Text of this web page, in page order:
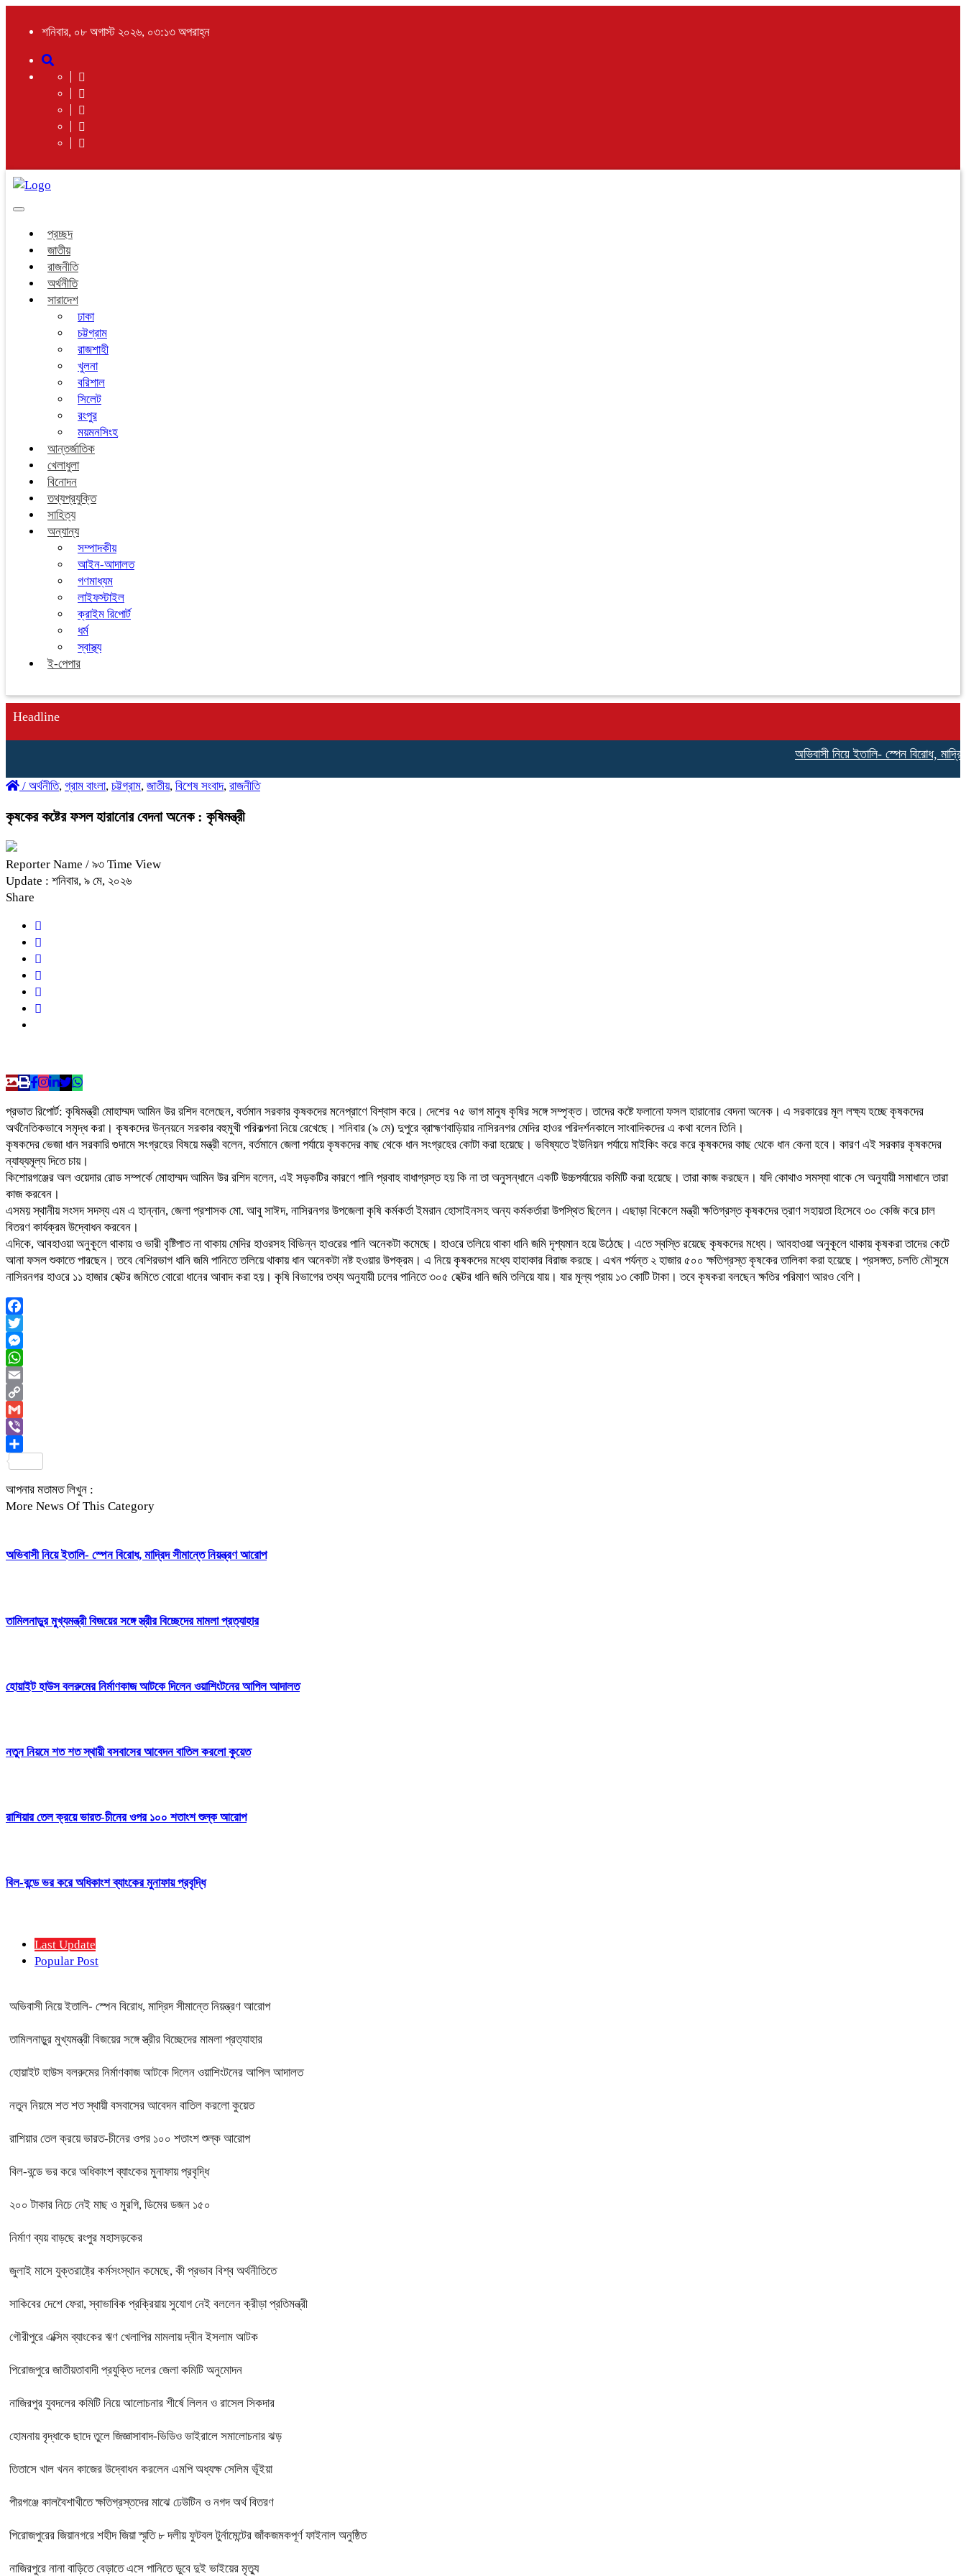
শনিবার, ০৮ অগাস্ট ২০২৬, ০৩:১৩ অপরাহ্ন
Toggle
প্রচ্ছদ
জাতীয়
রাজনীতি
অর্থনীতি
সারাদেশ
ঢাকা
চট্টগ্রাম
রাজশাহী
খুলনা
বরিশাল
সিলেট
রংপুর
ময়মনসিংহ
আন্তর্জাতিক
খেলাধুলা
বিনোদন
তথ্যপ্রযুক্তি
সাহিত্য
অন্যান্য
সম্পাদকীয়
আইন-আদালত
গণমাধ্যম
লাইফস্টাইল
ক্রাইম রিপোর্ট
ধর্ম
স্বাস্থ্য
ই-পেপার
Headline
অভিবাসী নিয়ে ইতালি- স্পেন বিরোধ, মাদ্রিদ
/ অর্থনীতি, গ্রাম বাংলা, চট্টগ্রাম, জাতীয়, বিশেষ সংবাদ, রাজনীতি
কৃষকের কষ্টের ফসল হারানোর বেদনা অনেক : কৃষিমন্ত্রী
Reporter Name / ৯৩ Time View
Update : শনিবার, ৯ মে, ২০২৬
Share
প্রভাত রিপোর্ট: কৃষিমন্ত্রী মোহাম্মদ আমিন উর রশিদ বলেছেন, বর্তমান সরকার কৃষকদের মনেপ্রাণে বিশ্বাস করে। দেশের ৭৫ ভাগ মানুষ কৃষির সঙ্গে সম্পৃক্ত। তাদের কষ্টে ফলানো ফসল হারানোর বেদনা অনেক। এ সরকারের মূল লক্ষ্য হচ্ছে কৃষকদের
অর্থনৈতিকভাবে সমৃদ্ধ করা। কৃষকদের উন্নয়নে সরকার বহুমুখী পরিকল্পনা নিয়ে রেখেছে। শনিবার (৯ মে) দুপুরে ব্রাহ্মণবাড়িয়ার নাসিরনগর মেদির হাওর পরিদর্শনকালে সাংবাদিকদের এ কথা বলেন তিনি।
কৃষকদের ভেজা ধান সরকারি গুদামে সংগ্রহের বিষয়ে মন্ত্রী বলেন, বর্তমানে জেলা পর্যায়ে কৃষকদের কাছ থেকে ধান সংগ্রহের কোটা করা হয়েছে। ভবিষ্যতে ইউনিয়ন পর্যায়ে মাইকিং করে করে কৃষকদের কাছ থেকে ধান কেনা হবে। কারণ এই সরকার কৃষকদের
ন্যায্যমূল্য দিতে চায়।
কিশোরগঞ্জের অল ওয়েদার রোড সম্পর্কে মোহাম্মদ আমিন উর রশিদ বলেন, এই সড়কটির কারণে পানি প্রবাহ বাধাগ্রস্ত হয় কি না তা অনুসন্ধানে একটি উচ্চপর্যায়ের কমিটি করা হয়েছে। তারা কাজ করছেন। যদি কোথাও সমস্যা থাকে সে অনুযায়ী সমাধানে তারা
কাজ করবেন।
এসময় স্থানীয় সংসদ সদস্য এম এ হান্নান, জেলা প্রশাসক মো. আবু সাঈদ, নাসিরনগর উপজেলা কৃষি কর্মকর্তা ইমরান হোসাইনসহ অন্য কর্মকর্তারা উপস্থিত ছিলেন। এছাড়া বিকেলে মন্ত্রী ক্ষতিগ্রস্ত কৃষকদের ত্রাণ সহায়তা হিসেবে ৩০ কেজি করে চাল
বিতরণ কার্যক্রম উদ্বোধন করবেন।
এদিকে, আবহাওয়া অনুকূলে থাকায় ও ভারী বৃষ্টিপাত না থাকায় মেদির হাওরসহ বিভিন্ন হাওরের পানি অনেকটা কমেছে। হাওরে তলিয়ে থাকা ধানি জমি দৃশ্যমান হয়ে উঠেছে। এতে স্বস্তি রয়েছে কৃষকদের মধ্যে। আবহাওয়া অনুকূলে থাকায় কৃষকরা তাদের কেটে
আনা ফসল শুকাতে পারছেন। তবে বেশিরভাগ ধানি জমি পানিতে তলিয়ে থাকায় ধান অনেকটা নষ্ট হওয়ার উপক্রম। এ নিয়ে কৃষকদের মধ্যে হাহাকার বিরাজ করছে। এখন পর্যন্ত ২ হাজার ৫০০ ক্ষতিগ্রস্ত কৃষকের তালিকা করা হয়েছে। প্রসঙ্গত, চলতি মৌসুমে
নাসিরনগর হাওরে ১১ হাজার হেক্টর জমিতে বোরো ধানের আবাদ করা হয়। কৃষি বিভাগের তথ্য অনুযায়ী ঢলের পানিতে ৩০৫ হেক্টর ধানি জমি তলিয়ে যায়। যার মূল্য প্রায় ১৩ কোটি টাকা। তবে কৃষকরা বলছেন ক্ষতির পরিমাণ আরও বেশি।
Facebook
Twitter
Messenger
WhatsApp
Email
Copy
Link
Gmail
Viber
আপনার মতামত লিখুন :
More News Of This Category
অভিবাসী নিয়ে ইতালি- স্পেন বিরোধ, মাদ্রিদ সীমান্তে নিয়ন্ত্রণ আরোপ
তামিলনাড়ুর মুখ্যমন্ত্রী বিজয়ের সঙ্গে স্ত্রীর বিচ্ছেদের মামলা প্রত্যাহার
হোয়াইট হাউস বলরুমের নির্মাণকাজ আটকে দিলেন ওয়াশিংটনের আপিল আদালত
নতুন নিয়মে শত শত স্থায়ী বসবাসের আবেদন বাতিল করলো কুয়েত
রাশিয়ার তেল ক্রয়ে ভারত-চীনের ওপর ১০০ শতাংশ শুল্ক আরোপ
বিল-বন্ডে ভর করে অধিকাংশ ব্যাংকের মুনাফায় প্রবৃদ্ধি
Last Update
Popular Post
অভিবাসী নিয়ে ইতালি- স্পেন বিরোধ, মাদ্রিদ সীমান্তে নিয়ন্ত্রণ আরোপ
তামিলনাড়ুর মুখ্যমন্ত্রী বিজয়ের সঙ্গে স্ত্রীর বিচ্ছেদের মামলা প্রত্যাহার
হোয়াইট হাউস বলরুমের নির্মাণকাজ আটকে দিলেন ওয়াশিংটনের আপিল আদালত
নতুন নিয়মে শত শত স্থায়ী বসবাসের আবেদন বাতিল করলো কুয়েত
রাশিয়ার তেল ক্রয়ে ভারত-চীনের ওপর ১০০ শতাংশ শুল্ক আরোপ
বিল-বন্ডে ভর করে অধিকাংশ ব্যাংকের মুনাফায় প্রবৃদ্ধি
২০০ টাকার নিচে নেই মাছ ও মুরগি, ডিমের ডজন ১৫০
নির্মাণ ব্যয় বাড়ছে রংপুর মহাসড়কের
জুলাই মাসে যুক্তরাষ্ট্রে কর্মসংস্থান কমেছে, কী প্রভাব বিশ্ব অর্থনীতিতে
সাকিবের দেশে ফেরা, স্বাভাবিক প্রক্রিয়ায় সুযোগ নেই বললেন ক্রীড়া প্রতিমন্ত্রী
গৌরীপুরে এক্সিম ব্যাংকের ঋণ খেলাপির মামলায় দ্বীন ইসলাম আটক
পিরোজপুরে জাতীয়তাবাদী প্রযুক্তি দলের জেলা কমিটি অনুমোদন
নাজিরপুর যুবদলের কমিটি নিয়ে আলোচনার শীর্ষে লিলন ও রাসেল সিকদার
হোমনায় বৃদ্ধাকে ছাদে তুলে জিজ্ঞাসাবাদ-ভিডিও ভাইরালে সমালোচনার ঝড়
তিতাসে খাল খনন কাজের উদ্বোধন করলেন এমপি অধ্যক্ষ সেলিম ভূঁইয়া
পীরগঞ্জে কালবৈশাখীতে ক্ষতিগ্রস্তদের মাঝে ঢেউটিন ও নগদ অর্থ বিতরণ
পিরোজপুরের জিয়ানগরে শহীদ জিয়া স্মৃতি ৮ দলীয় ফুটবল টুর্নামেন্টের জাঁকজমকপূর্ণ ফাইনাল অনুষ্ঠিত
নাজিরপুরে নানা বাড়িতে বেড়াতে এসে পানিতে ডুবে দুই ভাইয়ের মৃত্যু